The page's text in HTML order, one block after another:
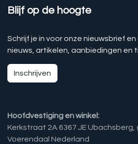
Blijf op de hoogte
Schrijf je in voor onze nieuwsbrief
nieuws, artikelen, aanbiedingen en
Inschrijven
Hoofdvestiging en winkel:
Kerkstraat 2A 6367 JE
Voerendaal Nederland